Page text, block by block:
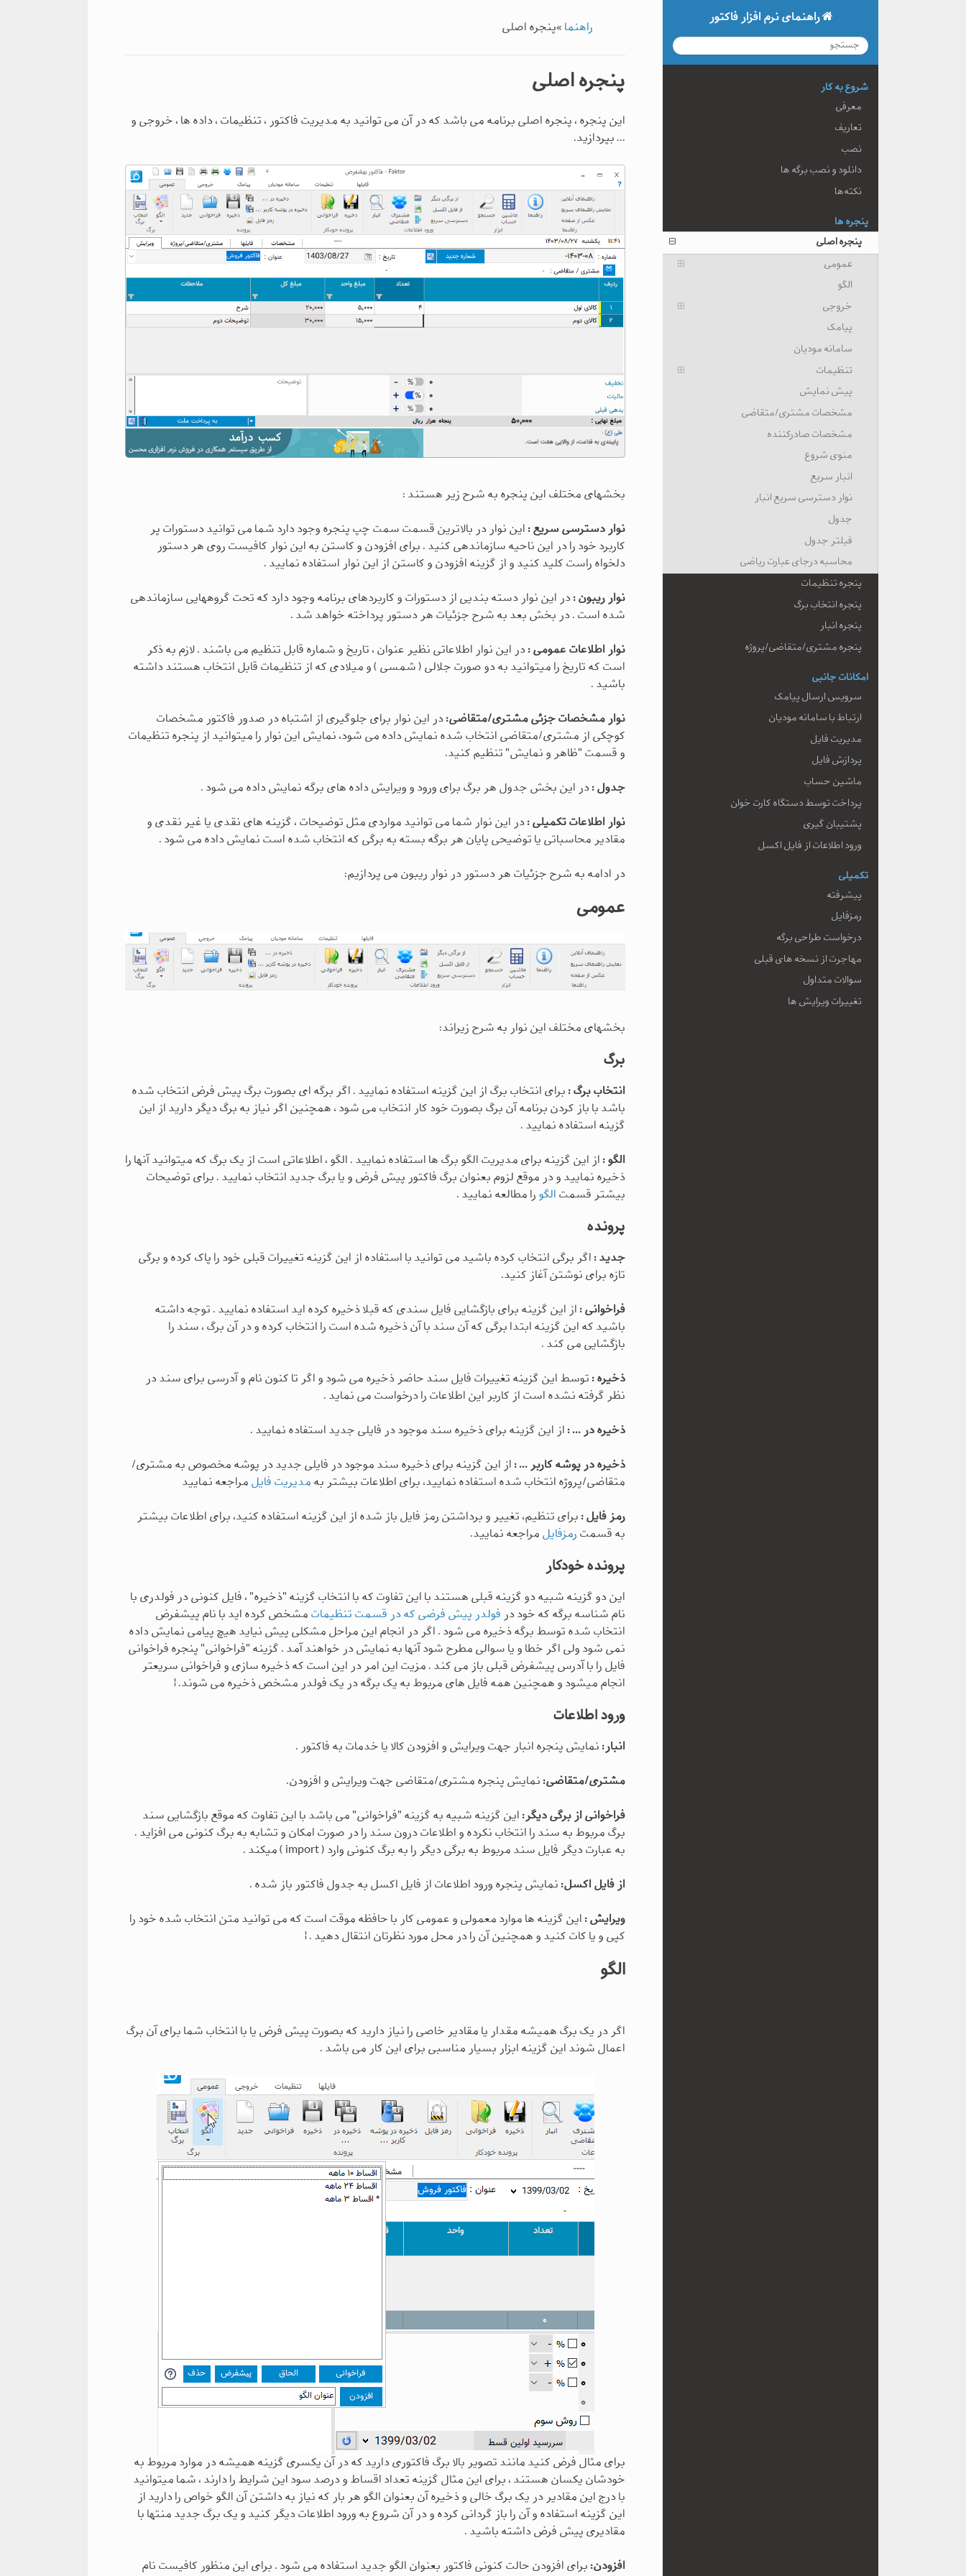
راهنمای نرم افزار فاکتور
شروع به کار
معرفی
تعاریف
نصب
دانلود و نصب برگه ها
نکته‌ها
پنجره ها
پنجره اصلی
عمومی
الگو
خروجی
پیامک
سامانه مودیان
تنظیمات
پیش نمایش
مشخصات مشتری/متقاضی
مشخصات صادرکننده
منوی شروع
انبار سریع
نوار دسترسی سریع انبار
جدول
فیلتر جدول
محاسبه درجای عبارت ریاضی
پنجره تنظیمات
پنجره انتخاب برگ
پنجره انبار
پنجره مشتری/متقاضی/پروژه
امکانات جانبی
سرویس ارسال پیامک
ارتباط با سامانه مودیان
مدیریت فایل
پردازش فایل
ماشین حساب
پرداخت توسط دستگاه کارت خوان
پشتیبان گیری
ورود اطلاعات از فایل اکسل
تکمیلی
پیشرفته
رمزفایل
درخواست طراحی برگه
مهاجرت از نسخه های قبلی
سوالات متداول
تغییرات ویرایش ها
راهنما »پنجره اصلی
پنجره اصلی
این پنجره ، پنجره اصلی برنامه می باشد که در آن می توانید به مدیریت فاکتور ، تنظیمات ، داده ها ، خروجی و
... بپردازید.
بخشهای مختلف این پنجره به شرح زیر هستند :
نوار دسترسی سریع : این نوار در بالاترین قسمت سمت چپ پنجره وجود دارد شما می توانید دستورات پر
کاربرد خود را در این ناحیه سازماندهی کنید . برای افزودن و کاستن به این نوار کافیست روی هر دستور
دلخواه راست کلید کنید و از گزینه افزودن و کاستن از این نوار استفاده نمایید .
نوار ریبون : در این نوار دسته بندیی از دستورات و کاربردهای برنامه وجود دارد که تحت گروههایی سازماندهی
شده است . در بخش بعد به شرح جزئیات هر دستور پرداخته خواهد شد .
نوار اطلاعات عمومی : در این نوار اطلاعاتی نظیر عنوان ، تاریخ و شماره قابل تنظیم می باشند . لازم به ذکر
است که تاریخ را میتوانید به دو صورت جلالی ( شمسی ) و میلادی که از تنظیمات قابل انتخاب هستند داشته
باشید .
نوار مشخصات جزئی مشتری/متقاضی: در این نوار برای جلوگیری از اشتباه در صدور فاکتور مشخصات
کوچکی از مشتری/متقاضی انتخاب شده نمایش داده می شود، نمایش این نوار را میتوانید از پنجره تنظیمات
و قسمت "ظاهر و نمایش" تنظیم کنید.
جدول : در این بخش جدول هر برگ برای ورود و ویرایش داده های برگه نمایش داده می شود .
نوار اطلاعات تکمیلی : در این نوار شما می توانید مواردی مثل توضیحات ، گزینه های نقدی یا غیر نقدی و
مقادیر محاسباتی یا توضیحی پایان هر برگه بسته به برگی که انتخاب شده است نمایش داده می شود .
در ادامه به شرح جزئیات هر دستور در نوار ریبون می پردازیم:
عمومی
بخشهای مختلف این نوار به شرح زیراند:
برگ
انتخاب برگ : برای انتخاب برگ از این گزینه استفاده نمایید . اگر برگه ای بصورت برگ پیش فرض انتخاب شده
باشد با باز کردن برنامه آن برگ بصورت خود کار انتخاب می شود ، همچنین اگر نیاز به برگ دیگر دارید از این
گزینه استفاده نمایید .
الگو : از این گزینه برای مدیریت الگو برگ ها استفاده نمایید . الگو ، اطلاعاتی است از یک برگ که میتوانید آنها را
ذخیره نمایید و در موقع لزوم بعنوان برگ فاکتور پیش فرض و یا برگ جدید انتخاب نمایید . برای توضیحات
بیشتر قسمت الگو را مطالعه نمایید .
پرونده
جدید : اگر برگی انتخاب کرده باشید می توانید با استفاده از این گزینه تغییرات قبلی خود را پاک کرده و برگی
تازه برای نوشتن آغاز کنید.
فراخوانی : از این گزینه برای بازگشایی فایل سندی که قبلا ذخیره کرده اید استفاده نمایید . توجه داشته
باشید که این گزینه ابتدا برگی که آن سند با آن ذخیره شده است را انتخاب کرده و در آن برگ ، سند را
بازگشایی می کند .
ذخیره : توسط این گزینه تغییرات فایل سند حاضر ذخیره می شود و اگر تا کنون نام و آدرسی برای سند در
نظر گرفته نشده است از کاربر این اطلاعات را درخواست می نماید .
ذخیره در ... : از این گزینه برای ذخیره سند موجود در فایلی جدید استفاده نمایید .
ذخیره در پوشه کاربر ... : از این گزینه برای ذخیره سند موجود در فایلی جدید در پوشه مخصوص به مشتری/
متقاضی/پروژه انتخاب شده استفاده نمایید، برای اطلاعات بیشتر به مدیریت فایل مراجعه نمایید
رمز فایل : برای تنظیم، تغییر و برداشتن رمز فایل باز شده از این گزینه استفاده کنید، برای اطلاعات بیشتر
به قسمت رمزفایل مراجعه نمایید.
پرونده خودکار
این دو گزینه شبیه دو گزینه قبلی هستند با این تفاوت که با انتخاب گزینه "ذخیره" ، فایل کنونی در فولدری با
نام شناسه برگه که خود در فولدر پیش فرضی که در قسمت تنظیمات مشخص کرده اید با نام پیشفرض
انتخاب شده توسط برگه ذخیره می شود . اگر در انجام این مراحل مشکلی پیش نیاید هیچ پیامی نمایش داده
نمی شود ولی اگر خطا و یا سوالی مطرح شود آنها به نمایش در خواهند آمد . گزینه "فراخوانی" پنجره فراخوانی
فایل را با آدرس پیشفرض قبلی باز می کند . مزیت این امر در این است که ذخیره سازی و فراخوانی سریعتر
انجام میشود و همچنین همه فایل های مربوط به یک برگه در یک فولدر مشخص ذخیره می شوند. |
ورود اطلاعات
انبار: نمایش پنجره انبار جهت ویرایش و افزودن کالا یا خدمات به فاکتور .
مشتری/متقاضی: نمایش پنجره مشتری/متقاضی جهت ویرایش و افزودن.
فراخوانی از برگی دیگر: این گزینه شبیه به گزینه "فراخوانی" می باشد با این تفاوت که موقع بازگشایی سند
برگ مربوط به سند را انتخاب نکرده و اطلاعات درون سند را در صورت امکان و تشابه به برگ کنونی می افزاید .
به عبارت دیگر فایل سند مربوط به برگی دیگر را به برگ کنونی وارد ( import ) میکند .
از فایل اکسل: نمایش پنجره ورود اطلاعات از فایل اکسل به جدول فاکتور باز شده .
ویرایش : این گزینه ها موارد معمولی و عمومی کار با حافظه موقت است که می توانید متن انتخاب شده خود را
کپی و یا کات کنید و همچنین آن را در محل مورد نظرتان انتقال دهید . |
الگو
اگر در یک برگ همیشه مقدار یا مقادیر خاصی را نیاز دارید که بصورت پیش فرض یا با انتخاب شما برای آن برگ
اعمال شوند این گزینه ابزار بسیار مناسبی برای این کار می باشد .
برای مثال فرض کنید مانند تصویر بالا برگ فاکتوری دارید که در آن یکسری گزینه همیشه در موارد مربوط به
خودشان یکسان هستند ، برای این مثال گزینه تعداد اقساط و درصد سود این شرایط را دارند ، شما میتوانید
با درج این مقادیر در یک برگ خالی و ذخیره آن بعنوان الگو هر بار که نیاز به داشتن آن الگو خواص را دارید از
این گزینه استفاده و آن را باز گردانی کرده و در آن شروع به ورود اطلاعات دیگر کنید و یک برگ جدید منتها با
مقادیری پیش فرض داشته باشید .
افزودن: برای افزودن حالت کنونی فاکتور بعنوان الگو جدید استفاده می شود . برای این منظور کافیست نام